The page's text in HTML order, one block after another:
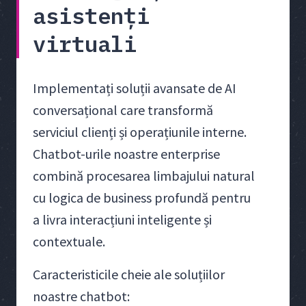
asistenți
virtuali
Implementați soluții avansate de AI
conversațional care transformă
serviciul clienți și operațiunile interne.
Chatbot-urile noastre enterprise
combină procesarea limbajului natural
cu logica de business profundă pentru
a livra interacțiuni inteligente și
contextuale.
Caracteristicile cheie ale soluțiilor
noastre chatbot: